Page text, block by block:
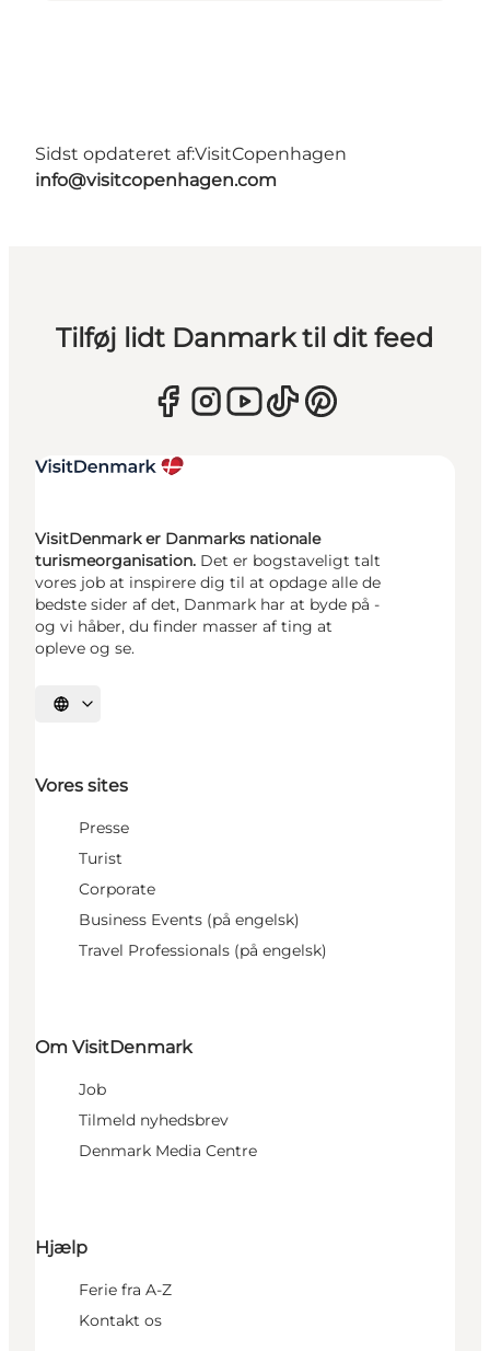
Sidst opdateret af:VisitCopenhagen
info@visitcopenhagen.com
Tilføj lidt Danmark til dit feed
VisitDenmark er Danmarks nationale
turismeorganisation. Det er bogstaveligt talt
vores job at inspirere dig til at opdage alle de
bedste sider af det, Danmark har at byde på -
og vi håber, du finder masser af ting at
opleve og se.
Vælg sprog
Vores sites
Presse
Turist
Corporate
Business Events (på engelsk)
Travel Professionals (på engelsk)
Om VisitDenmark
Job
Tilmeld nyhedsbrev
Denmark Media Centre
Hjælp
Ferie fra A-Z
Kontakt os